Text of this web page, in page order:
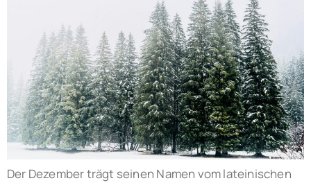
Der Dezember trägt seinen Namen vom lateinischen